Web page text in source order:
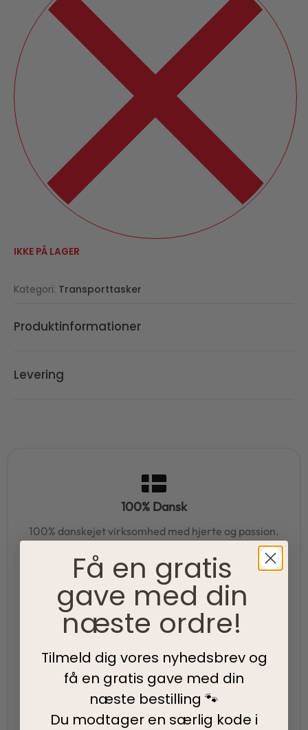
IKKE PÅ LAGER
Kategori: Transporttasker
Produktinformationer
Levering
100% Dansk
100% danskejet virksomhed med hjerte og passion.
Hurtig levering
95% af alle ordrer pakkes og afsendes samme dag
som du bestiller.
5-Stjernet kundeservice
Vi har topscore på både Facebook, Google og
Trustpilot - Vi er her for at hjælpe dig
Få en gratis
gave med din
næste ordre!
Tilmeld dig vores nyhedsbrev og
få en gratis gave med din
næste bestilling 🐾
Du modtager en særlig kode i